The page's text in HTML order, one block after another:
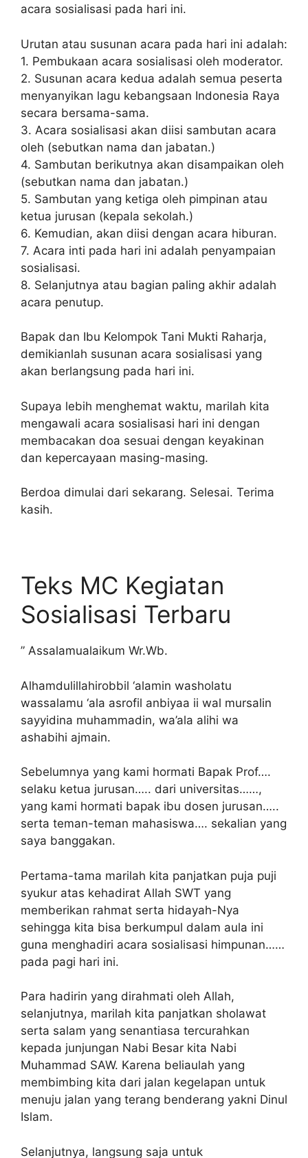
acara sosialisasi pada hari ini.
Urutan atau susunan acara pada hari ini adalah:
1. Pembukaan acara sosialisasi oleh moderator.
2. Susunan acara kedua adalah semua peserta
menyanyikan lagu kebangsaan Indonesia Raya
secara bersama-sama.
3. Acara sosialisasi akan diisi sambutan acara
oleh (sebutkan nama dan jabatan.)
4. Sambutan berikutnya akan disampaikan oleh
(sebutkan nama dan jabatan.)
5. Sambutan yang ketiga oleh pimpinan atau
ketua jurusan (kepala sekolah.)
6. Kemudian, akan diisi dengan acara hiburan.
7. Acara inti pada hari ini adalah penyampaian
sosialisasi.
8. Selanjutnya atau bagian paling akhir adalah
acara penutup.
Bapak dan Ibu Kelompok Tani Mukti Raharja,
demikianlah susunan acara sosialisasi yang
akan berlangsung pada hari ini.
Supaya lebih menghemat waktu, marilah kita
mengawali acara sosialisasi hari ini dengan
membacakan doa sesuai dengan keyakinan
dan kepercayaan masing-masing.
Berdoa dimulai dari sekarang. Selesai. Terima
kasih.
Teks MC Kegiatan
Sosialisasi Terbaru
” Assalamualaikum Wr.Wb.
Alhamdulillahirobbil ‘alamin washolatu
wassalamu ‘ala asrofil anbiyaa ii wal mursalin
sayyidina muhammadin, wa’ala alihi wa
ashabihi ajmain.
Sebelumnya yang kami hormati Bapak Prof….
selaku ketua jurusan….. dari universitas……,
yang kami hormati bapak ibu dosen jurusan…..
serta teman-teman mahasiswa…. sekalian yang
saya banggakan.
Pertama-tama marilah kita panjatkan puja puji
syukur atas kehadirat Allah SWT yang
memberikan rahmat serta hidayah-Nya
sehingga kita bisa berkumpul dalam aula ini
guna menghadiri acara sosialisasi himpunan……
pada pagi hari ini.
Para hadirin yang dirahmati oleh Allah,
selanjutnya, marilah kita panjatkan sholawat
serta salam yang senantiasa tercurahkan
kepada junjungan Nabi Besar kita Nabi
Muhammad SAW. Karena beliaulah yang
membimbing kita dari jalan kegelapan untuk
menuju jalan yang terang benderang yakni Dinul
Islam.
Selanjutnya, langsung saja untuk